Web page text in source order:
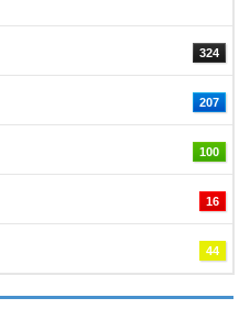
324
207
100
16
44